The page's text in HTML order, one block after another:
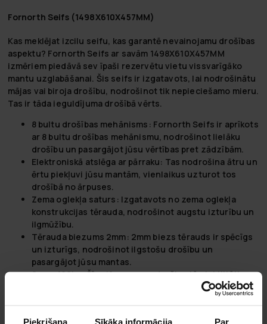
Piekrišana Sīkāka informācija Par
Fornorth Seifs (1498X610X457MM)
Kas meklējat izcilu seifu, kas garantē nevainojamu drošības
aspektu? Fornorth Seifs ar savām 1498X610X457MM
izmēriem piedāvā sev īpaši rezervētu vietu vissvarīgāko
mantu uzglabāšanai. Šis seifs ir izgatavots, lai nodrošinātu
mājas vai biroja drošību, nodrošinot tik nepieciešamo mieru.
Tas ir tāda ieguldījuma drošībā vērts.
8 bultu drošības mehānisms : Fornorth Seifs ir aprīkots
ar 8 bultu drošības mehānismu, nodrošinot lielāku
drošību un pasargājot jūsu vērtības pret zādzībām.
Elektroniskā atslēga ar pārraku: Tas nodrošina ātru un
ērtu piekļuvi jūsu mantām, vienlaikus uzturot tos
drošībā no ārpuses.
Zema oglekļa saturs : Izgatavots no zema oglekļa
konstrukcijas tērauda, nodrošinot augstu izturību un
ilgmūžību.
Tērauda biezums 2mm: 2mm biezs tērauds ir spēcīgs
un izturīgs, nodrošinot ilgstošu drošību un
pasargājot jūsu mantas.
Svars 126kg: Šī seifa svars nodrošina tā stabilitāti un
grūti pārvietojamību, pasargājot to no potenciāliem